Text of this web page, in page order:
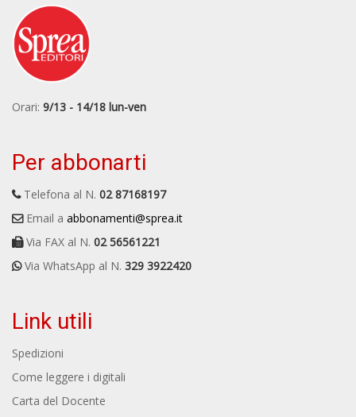
Orari: 9/13 - 14/18 lun-ven
Per abbonarti
Telefona al N. 02 87168197
Email a abbonamenti@sprea.it
Via FAX al N. 02 56561221
Via WhatsApp al N. 329 3922420
Link utili
Spedizioni
Come leggere i digitali
Carta del Docente